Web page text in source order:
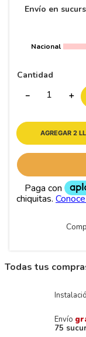
Envío en
Nacional
Cantidad
＋
－
AGREGAR 2
Todas tus
Envío
75